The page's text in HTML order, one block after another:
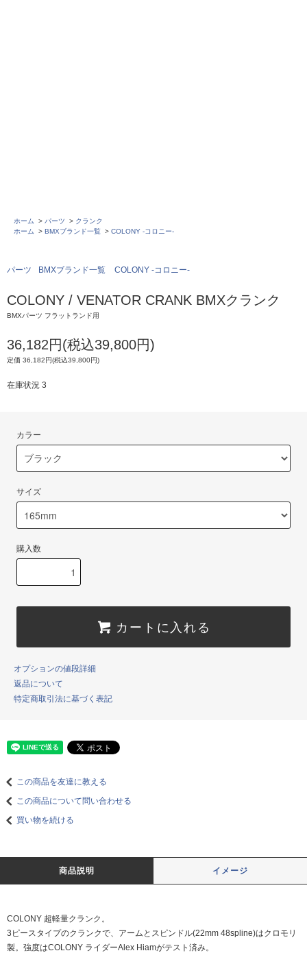
ホーム > パーツ > クランク
ホーム
> BMXブランド一覧 > COLONY -コロニー-
パーツ BMXブランド一覧 COLONY -コロニー-
COLONY / VENATOR CRANK BMXクランク
BMXパーツ フラットランド用
36,182円(税込39,800円)
定価 36,182円(税込39,800円)
在庫状況 3
カラー
サイズ
購入数
カートに入れる
オプションの値段詳細
返品について
特定商取引法に基づく表記
この商品を友達に教える
この商品について問い合わせる
買い物を続ける
商品説明 イメージ
COLONY 超軽量クランク。
3ピースタイプのクランクで、アームとスピンドル(22mm 48spline)はクロモリ
製。強度はCOLONY ライダーAlex Hiamがテスト済み。